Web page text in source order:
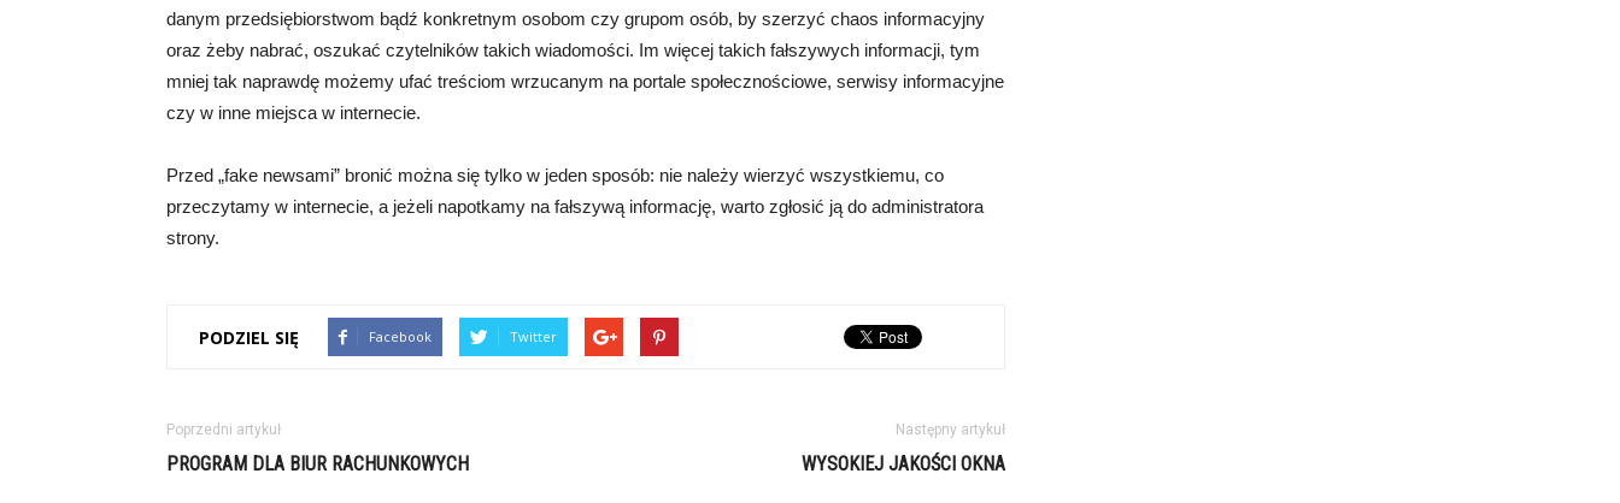
danym przedsiębiorstwom bądź konkretnym osobom czy grupom osób, by szerzyć chaos informacyjny
oraz żeby nabrać, oszukać czytelników takich wiadomości. Im więcej takich fałszywych informacji, tym
mniej tak naprawdę możemy ufać treściom wrzucanym na portale społecznościowe, serwisy informacyjne
czy w inne miejsca w internecie.
Przed „fake newsami” bronić można się tylko w jeden sposób: nie należy wierzyć wszystkiemu, co
przeczytamy w internecie, a jeżeli napotkamy na fałszywą informację, warto zgłosić ją do administratora
strony.
PODZIEL SIĘ Facebook Twitter
Poprzedni artykuł
PROGRAM DLA BIUR RACHUNKOWYCH
Następny artykuł
WYSOKIEJ JAKOŚCI OKNA